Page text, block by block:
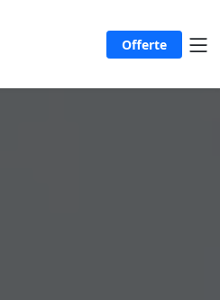
Offerte